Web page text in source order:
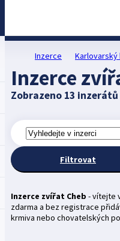
Inzerce Karlovarský
Inzerce
Zobrazeno 13
Filtrovat
Inzerce zvířat Cheb - vítejte
zdarma a bez registrace
krmiva nebo chovatelských